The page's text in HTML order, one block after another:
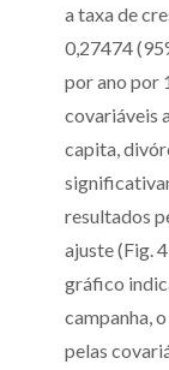
a taxa de
0,27474
por ano por
covariáveis
capita,
resultados
ajuste (Fig.
gráfico
campanha,
pelas